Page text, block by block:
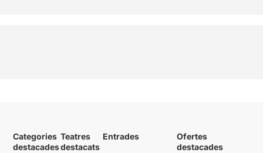
Categories
destacades
Teatres
destacats
Entrades
Ofertes
destacades